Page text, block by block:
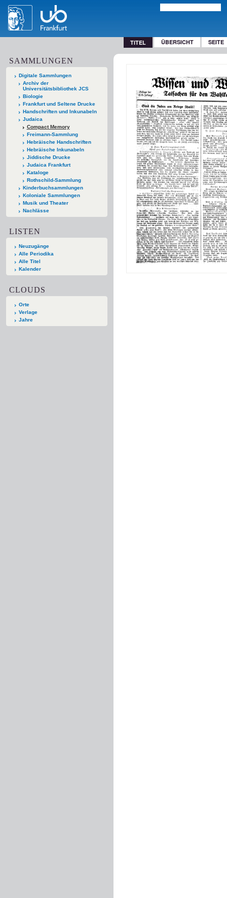
TITEL ÜBERSICHT SEITE
SAMMLUNGEN
Digitale Sammlungen
Archiv der
Universitätsbibliothek JCS
Biologie
Frankfurt und Seltene Drucke
Handschriften und Inkunabeln
Judaica
Compact Memory
Freimann-Sammlung
Hebräische Handschriften
Hebräische Inkunabeln
Jiddische Drucke
Judaica Frankfurt
Kataloge
Rothschild-Sammlung
Kinderbuchsammlungen
Koloniale Sammlungen
Musik und Theater
Nachlässe
LISTEN
Neuzugänge
Alle Periodika
Alle Titel
Kalender
CLOUDS
Orte
Verlage
Jahre